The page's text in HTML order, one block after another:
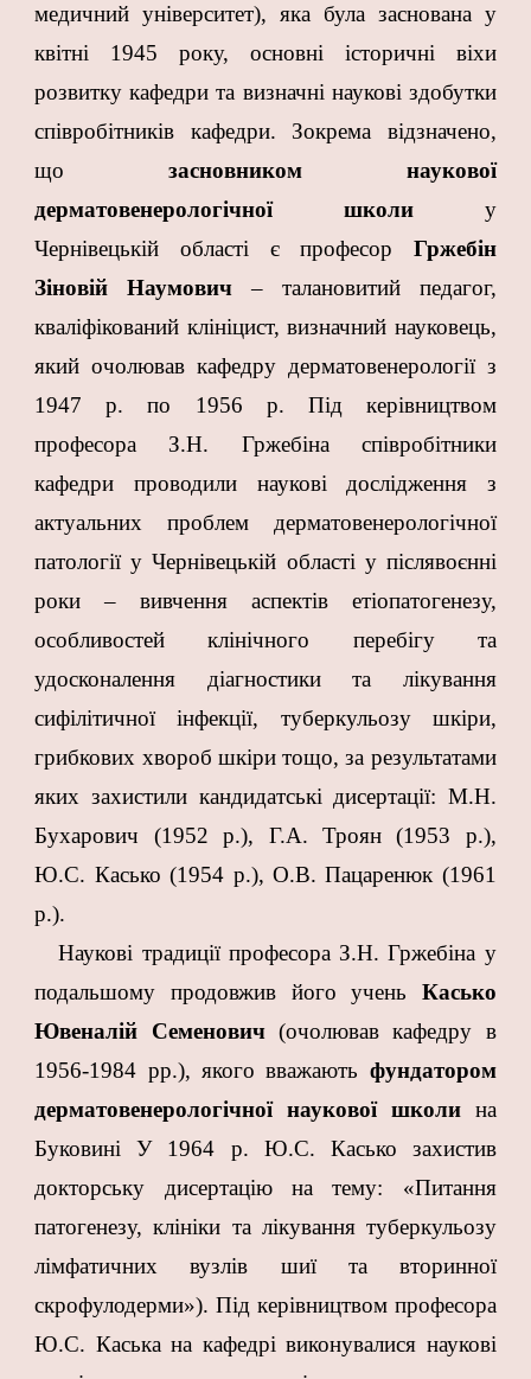
медичний університет), яка була заснована у
квітні 1945 року, основні історичні віхи
розвитку кафедри та визначні наукові здобутки
співробітників кафедри. Зокрема відзначено,
що засновником наукової
дерматовенерологічної школи у
Чернівецькій області є професор Гржебін
Зіновій Наумович – талановитий педагог,
кваліфікований клініцист, визначний науковець,
який очолював кафедру дерматовенерології з
1947 р. по 1956 р. Під керівництвом
професора З.Н. Гржебіна співробітники
кафедри проводили наукові дослідження з
актуальних проблем дерматовенерологічної
патології у Чернівецькій області у післявоєнні
роки – вивчення аспектів етіопатогенезу,
особливостей клінічного перебігу та
удосконалення діагностики та лікування
сифілітичної інфекції, туберкульозу шкіри,
грибкових хвороб шкіри тощо, за результатами
яких захистили кандидатські дисертації: М.Н.
Бухарович (1952 р.), Г.А. Троян (1953 р.),
Ю.С. Касько (1954 р.), О.В. Пацаренюк (1961
р.).
Наукові традиції професора З.Н. Гржебіна у
подальшому продовжив його учень Касько
Ювеналій Семенович(очолював кафедру в
1956-1984 рр.), якого вважають фундатором
дерматовенерологічної наукової школина
Буковині У 1964 р. Ю.С. Касько захистив
докторську дисертацію на тему: «Питання
патогенезу, клініки та лікування туберкульозу
лімфатичних вузлів шиї та вторинної
скрофулодерми»). Під керівництвом професора
Ю.С. Каська на кафедрі виконувалися наукові